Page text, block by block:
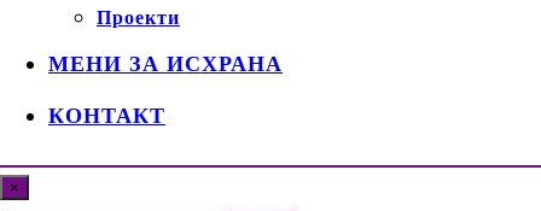
Проекти
МЕНИ ЗА ИСХРАНА
КОНТАКТ
×